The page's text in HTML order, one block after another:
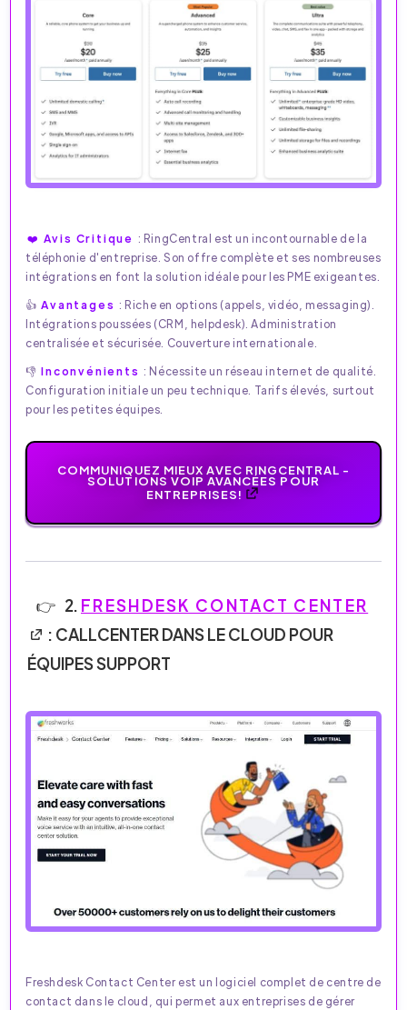
❤️ Avis Critique : RingCentral est un incontournable de la
téléphonie d'entreprise. Son offre complète et ses nombreuses
intégrations en font la solution idéale pour les PME exigeantes.
👍 Avantages : Riche en options (appels, vidéo, messaging).
Intégrations poussées (CRM, helpdesk). Administration
centralisée et sécurisée. Couverture internationale.
👎 Inconvénients : Nécessite un réseau internet de qualité.
Configuration initiale un peu technique. Tarifs élevés, surtout
pour les petites équipes.
COMMUNIQUEZ MIEUX AVEC RINGCENTRAL -
SOLUTIONS VOIP AVANCÉES POUR
ENTREPRISES!
2. FRESHDESK CONTACT CENTER
: CALLCENTER DANS LE CLOUD POUR
ÉQUIPES SUPPORT
Freshdesk Contact Center est un logiciel complet de centre de
contact dans le cloud, qui permet aux entreprises de gérer